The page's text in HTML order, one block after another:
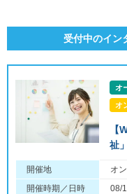
受付中のイン
オ
オ
【
祉
開催地
オ
開催時期／日時
08/